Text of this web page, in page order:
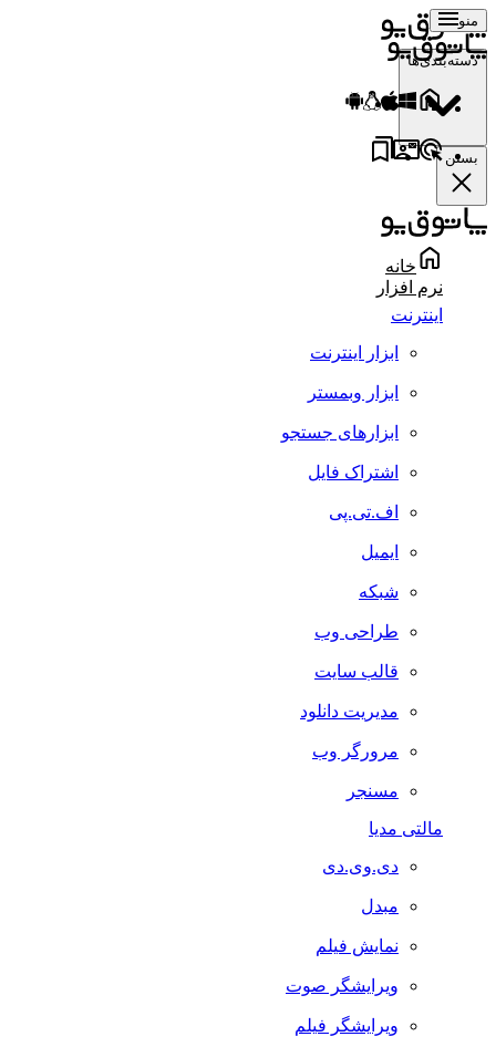
منو
دسته‌بندی‌ها
بستن
خانه
نرم افزار
اینترنت
ابزار اینترنت
ابزار وبمستر
ابزارهای جستجو
اشتراک فایل
اف.تی.پی
ایمیل
شبکه
طراحی وب
قالب سایت
مدیریت دانلود
مرورگر وب
مسنجر
مالتی مدیا
دی.وی.دی
مبدل
نمایش فیلم
ویرایشگر صوت
ویرایشگر فیلم